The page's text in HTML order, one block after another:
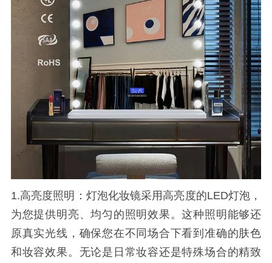
1.高亮度照明：灯泡化妆镜采用高亮度的LED灯泡，
为您提供明亮、均匀的照明效果。这种照明能够还
原真实光线，确保您在不同场合下看到准确的肤色
和妆容效果。无论是日常妆容还是特殊场合的精致